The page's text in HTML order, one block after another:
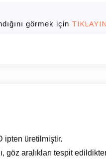
görmek için TIKLAYIN
ipten üretilmiştir.
göz aralıkları tespit